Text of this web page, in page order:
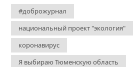
#доброжурнал
национальный проект "экология"
коронавирус
Я выбираю Тюменскую область